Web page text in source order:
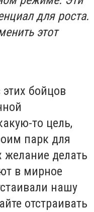
для роста.
этот
бойцов
то цель,
парк для
желание делать
в мирное
нашу
отстраивать